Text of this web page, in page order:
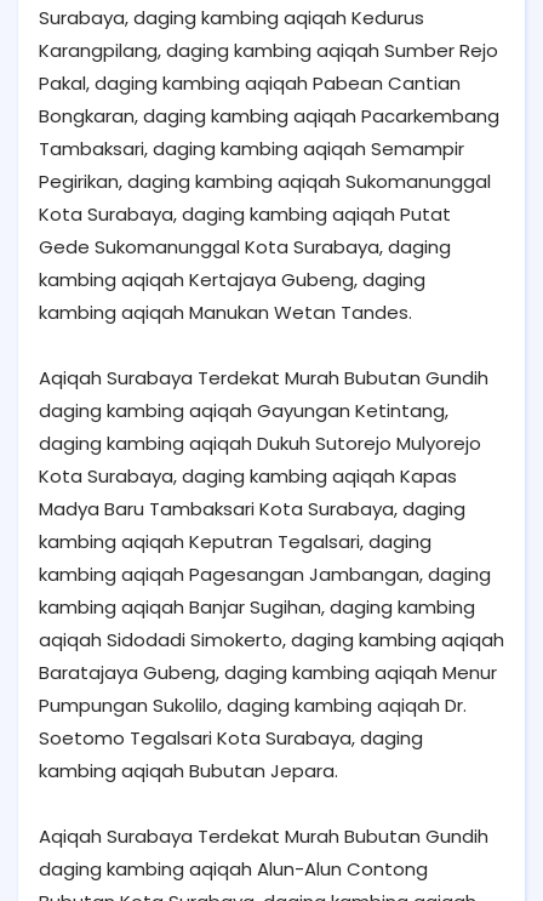
Surabaya, daging kambing aqiqah Kedurus
Karangpilang, daging kambing aqiqah Sumber Rejo
Pakal, daging kambing aqiqah Pabean Cantian
Bongkaran, daging kambing aqiqah Pacarkembang
Tambaksari, daging kambing aqiqah Semampir
Pegirikan, daging kambing aqiqah Sukomanunggal
Kota Surabaya, daging kambing aqiqah Putat
Gede Sukomanunggal Kota Surabaya, daging
kambing aqiqah Kertajaya Gubeng, daging
kambing aqiqah Manukan Wetan Tandes.
Aqiqah Surabaya Terdekat Murah Bubutan Gundih
daging kambing aqiqah Gayungan Ketintang,
daging kambing aqiqah Dukuh Sutorejo Mulyorejo
Kota Surabaya, daging kambing aqiqah Kapas
Madya Baru Tambaksari Kota Surabaya, daging
kambing aqiqah Keputran Tegalsari, daging
kambing aqiqah Pagesangan Jambangan, daging
kambing aqiqah Banjar Sugihan, daging kambing
aqiqah Sidodadi Simokerto, daging kambing aqiqah
Baratajaya Gubeng, daging kambing aqiqah Menur
Pumpungan Sukolilo, daging kambing aqiqah Dr.
Soetomo Tegalsari Kota Surabaya, daging
kambing aqiqah Bubutan Jepara.
Aqiqah Surabaya Terdekat Murah Bubutan Gundih
daging kambing aqiqah Alun-Alun Contong